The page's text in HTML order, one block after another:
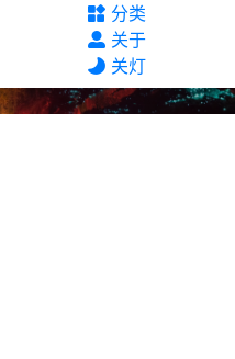
分类
关于
关灯